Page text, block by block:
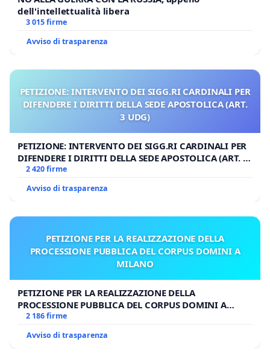
dell'intellettualità libera
3 015 firme
Avviso di trasparenza
PETIZIONE: INTERVENTO DEI SIGG.RI CARDINALI PER
DIFENDERE I DIRITTI DELLA SEDE APOSTOLICA (ART.
3 UDG)
PETIZIONE: INTERVENTO DEI SIGG.RI CARDINALI PER
DIFENDERE I DIRITTI DELLA SEDE APOSTOLICA (ART. 3
UDG)
2 420 firme
Avviso di trasparenza
PETIZIONE PER LA REALIZZAZIONE DELLA
PROCESSIONE PUBBLICA DEL CORPUS DOMINI A
MILANO
PETIZIONE PER LA REALIZZAZIONE DELLA
PROCESSIONE PUBBLICA DEL CORPUS DOMINI A
MILANO
2 186 firme
Avviso di trasparenza